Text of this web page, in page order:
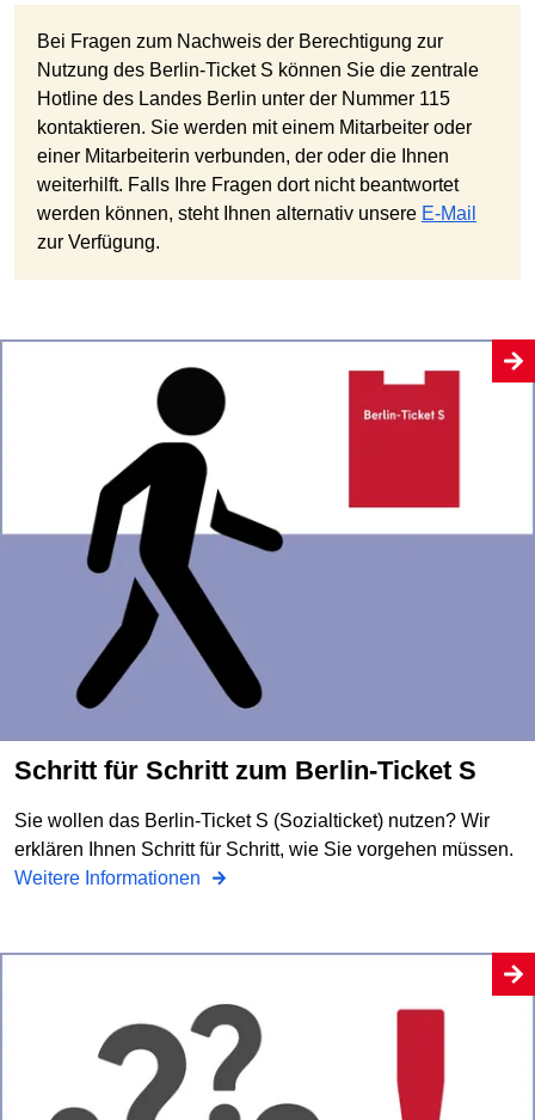
Bei Fragen zum Nachweis der Berechtigung zur
Nutzung des Berlin-Ticket S können Sie die zentrale
Hotline des Landes Berlin unter der Nummer 115
kontaktieren. Sie werden mit einem Mitarbeiter oder
einer Mitarbeiterin verbunden, der oder die Ihnen
weiterhilft. Falls Ihre Fragen dort nicht beantwortet
werden können, steht Ihnen alternativ unsere E-Mail
zur Verfügung.
Schritt für Schritt zum Berlin-Ticket S
Sie wollen das Berlin-Ticket S (Sozialticket) nutzen? Wir
erklären Ihnen Schritt für Schritt, wie Sie vorgehen müssen.
Weitere Informationen